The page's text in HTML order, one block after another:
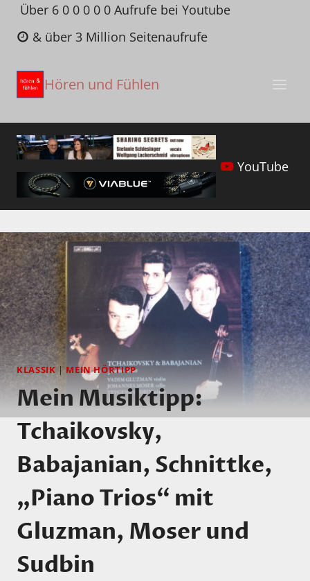
Zum
Inhalt
springen
Über 6 0 0 0 0 0 Aufrufe bei Youtube
& über 3 Million Seitenaufrufe
Hören und Fühlen
YouTube
KLASSIK |MEIN HÖRTIPP
Mein Musiktipp:
Tchaikovsky,
Babajanian, Schnittke,
„Piano Trios“ mit
Gluzman, Moser und
Sudbin